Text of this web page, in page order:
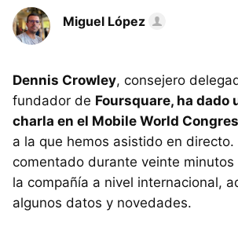
Miguel López
Dennis Crowley, consejero
fundador de Foursquare, ha dado
charla en el Mobile World
a la que hemos asistido en directo.
comentado durante veinte
la compañía a nivel internacional,
algunos datos y novedades.